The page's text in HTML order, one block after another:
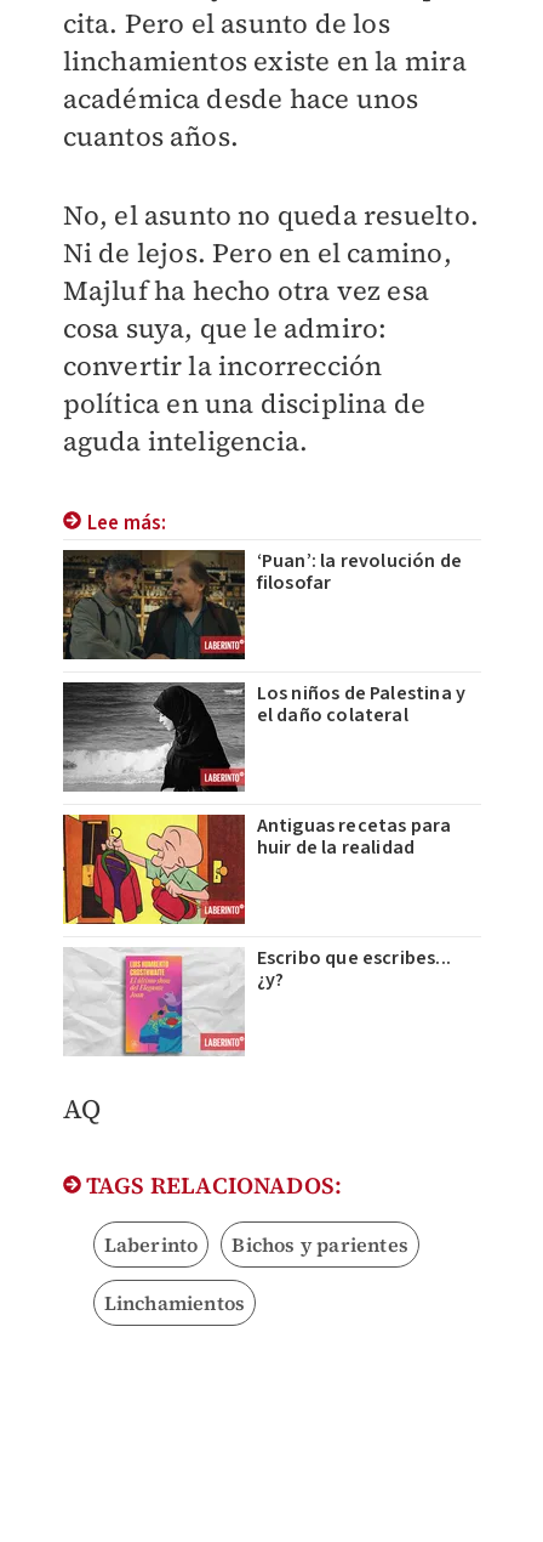
cita. Pero el asunto de los
linchamientos existe en la mira
académica desde hace unos
cuantos años.
No, el asunto no queda resuelto.
Ni de lejos. Pero en el camino,
Majluf ha hecho otra vez esa
cosa suya, que le admiro:
convertir la incorrección
política en una disciplina de
aguda inteligencia.
Lee más:
‘Puan’: la revolución de
filosofar
Los niños de Palestina y
el daño colateral
Antiguas recetas para
huir de la realidad
Escribo que escribes...
¿y?
AQ
TAGS RELACIONADOS:
Laberinto Bichos y parientes
Linchamientos